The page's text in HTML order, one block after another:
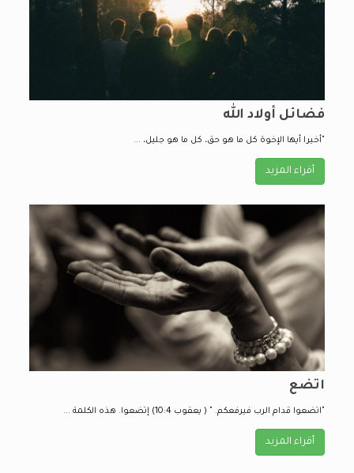
فضائل أولاد الله
"أخيرا أيها الإخوة كل ما هو حق، كل ما هو جليل، ...
أقراء المزيد
اتضع
"اتضعوا قدام الرب فيرفعكم. " ( يعقوب 10:4) إتضعوا. هذه الكلمة ...
أقراء المزيد